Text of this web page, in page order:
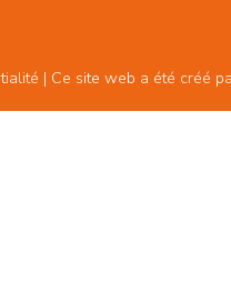
| Ce site web a été créé